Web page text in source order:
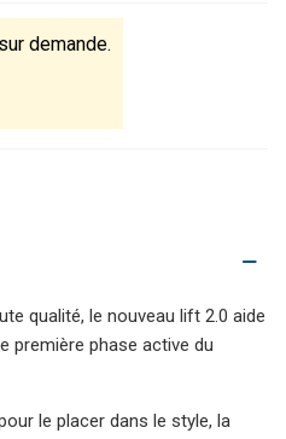
demande.
qualité, le nouveau lift 2.0 aide
première phase active du
le placer dans le style, la